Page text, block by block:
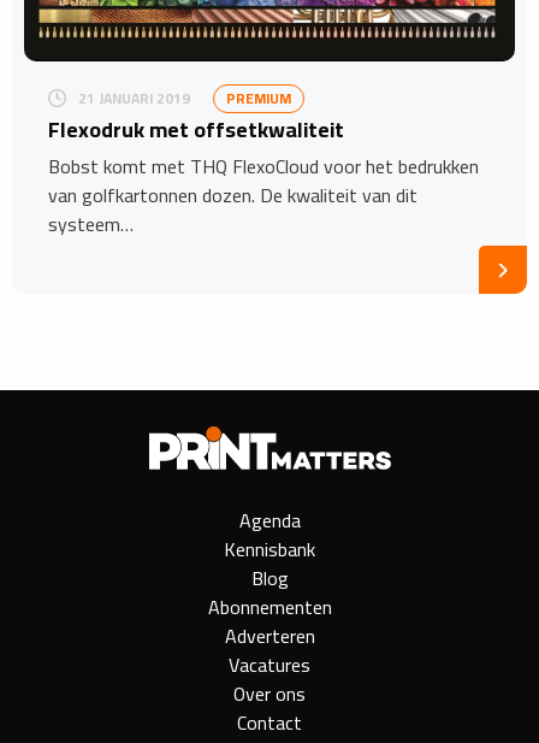
21 JANUARI 2019 PREMIUM
Flexodruk met offsetkwaliteit
Bobst komt met THQ FlexoCloud voor het bedrukken
van golfkartonnen dozen. De kwaliteit van dit
systeem…
Agenda
Kennisbank
Blog
Abonnementen
Adverteren
Vacatures
Over ons
Contact